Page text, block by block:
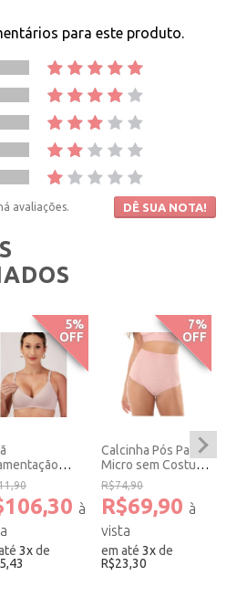
para este produto.
avaliações. DÊ SUA NOTA!
5%
OFF
com
Removível
3xde
7%
OFF
Calcinha Pós Parto
Micro sem Costura
Corte Laser Rosê.
R$74,90
R$69,90
em até3xde
R$23,30